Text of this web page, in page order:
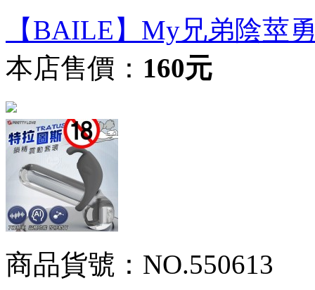
【BAILE】My兄弟陰莖
本店售價： 160元
商品貨號：NO.550613